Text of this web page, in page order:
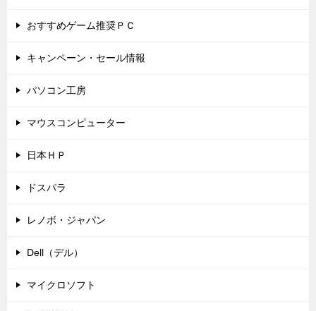
おすすめゲーム推奨ＰＣ
キャンペーン・セール情報
パソコン工房
マウスコンピューター
日本ＨＰ
ドスパラ
レノボ・ジャパン
Dell（デル）
マイクロソフト